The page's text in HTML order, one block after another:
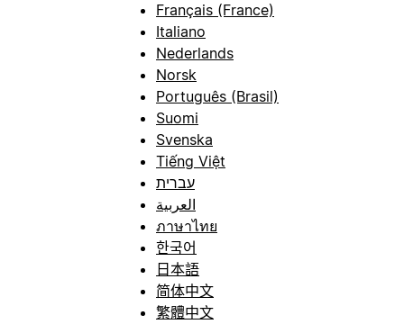
Français (France)
Italiano
Nederlands
Norsk
Português (Brasil)
Suomi
Svenska
Tiếng Việt
עברית
العربية
ภาษาไทย
한국어
日本語
简体中文
繁體中文